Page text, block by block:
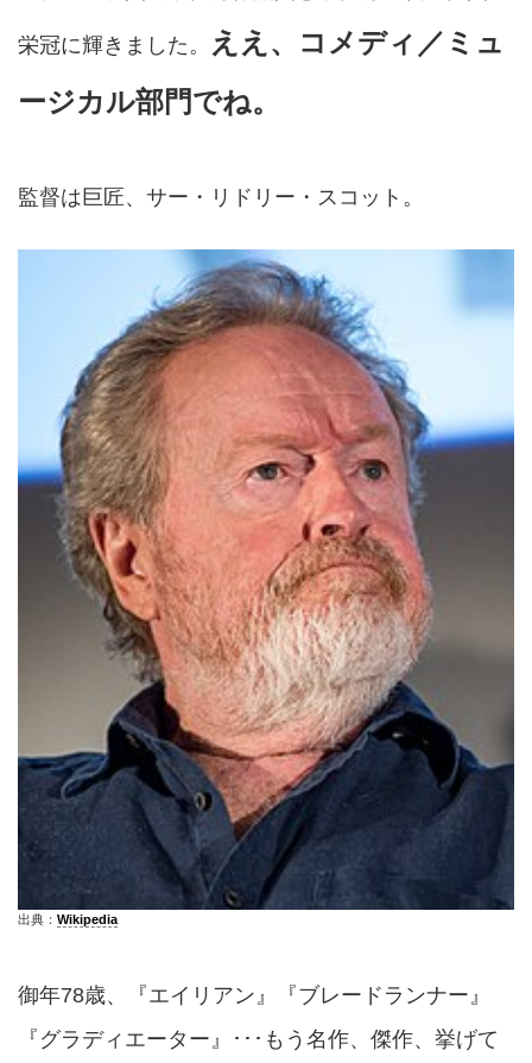
栄冠に輝きました。
ええ、コメディ／ミュ
ージカル部門でね。
監督は巨匠、サー・リドリー・スコット。
出典： Wikipedia
御年78歳、『エイリアン』『ブレードランナー』
『グラディエーター』･･･もう名作、傑作、挙げて